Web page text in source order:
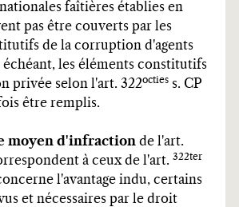
faîtières établies en
pas être couverts par les
de la corruption d'agents
échéant, les éléments constitutifs
privée selon l'art. 322octies s. CP
être remplis.
moyen d'infraction de l'art.
à ceux de l'art. 322ter
l'avantage indu, certains
et nécessaires par le droit